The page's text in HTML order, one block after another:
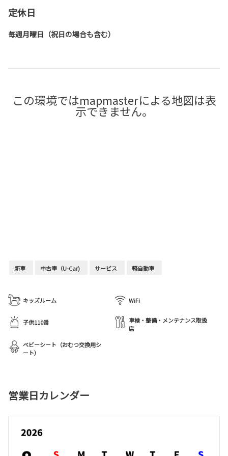
定休日
毎週月曜日（祝日の場合も含む）
新車 中古車（U-Car) サービス 軽自動車
キッズルーム WiFi
子供110番
車検・整備・メンテナンス取扱
店
ベビーシート（おむつ交換用シ
ート）
この環境ではmapmasterによる地図は表
示できません。
営業日カレンダー